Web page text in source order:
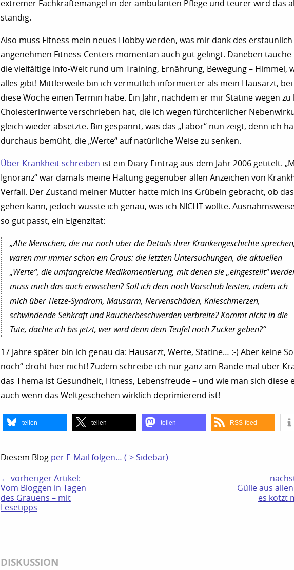
extremer Fachkräftemangel in der ambulanten Pflege und teurer wird das
ständig.
Also muss Fitness mein neues Hobby werden, was mir dank des erstaunlich
angenehmen Fitness-Centers momentan auch gut gelingt. Daneben tauche
die vielfältige Info-Welt rund um Training, Ernährung, Bewegung – Himmel,
alles gibt! Mittlerweile bin ich vermutlich informierter als mein Hausarzt, bei
diese Woche einen Termin habe. Ein Jahr, nachdem er mir Statine wegen
Cholesterinwerte verschrieben hat, die ich wegen fürchterlicher
gleich wieder absetzte. Bin gespannt, was das „Labor“ nun zeigt, denn ich
durchaus bemüht, die „Werte“ auf natürliche Weise zu senken.
Über Krankheit schreiben ist ein Diary-Eintrag aus dem Jahr 2006 getitelt.
Ignoranz“ war damals meine Haltung gegenüber allen Anzeichen von
Verfall. Der Zustand meiner Mutter hatte mich ins Grübeln gebracht, ob
gehen kann, jedoch wusste ich genau, was ich NICHT wollte.
so gut passt, ein Eigenzitat:
„Alte Menschen, die nur noch über die Details ihrer Krankengeschichte
waren mir immer schon ein Graus: die letzten Untersuchungen, die aktuellen
„Werte“, die umfangreiche Medikamentierung, mit denen sie „eingestellt“
muss mich das auch erwischen? Soll ich dem noch Vorschub leisten, indem ich
mich über Tietze-Syndrom, Mausarm, Nervenschäden, Knieschmerzen,
schwindende Sehkraft und Raucherbeschwerden verbreite? Kommt nicht in die
Tüte, dachte ich bis jetzt, wer wird denn dem Teufel noch Zucker geben?“
17 Jahre später bin ich genau da: Hausarzt, Werte, Statine… :-) Aber keine
noch“ droht hier nicht! Zudem schreibe ich nur ganz am Rande mal über
das Thema ist Gesundheit, Fitness, Lebensfreude – und wie man sich diese
auch wenn das Weltgeschehen wirklich deprimierend ist!
teilen teilen teilen RSS-feed
Diesem Blog per E-Mail folgen… (-> Sidebar)
← vorheriger Artikel:
Vom Bloggen in Tagen
des Grauens – mit
Lesetipps
Gülle aus
es kotzt
DISKUSSION